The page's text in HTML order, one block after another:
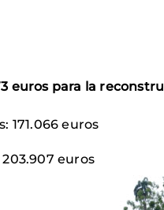
euros para la
171.066 euros
euros